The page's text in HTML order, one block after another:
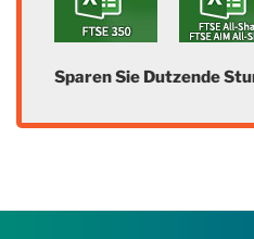
Sparen Sie Dutzende